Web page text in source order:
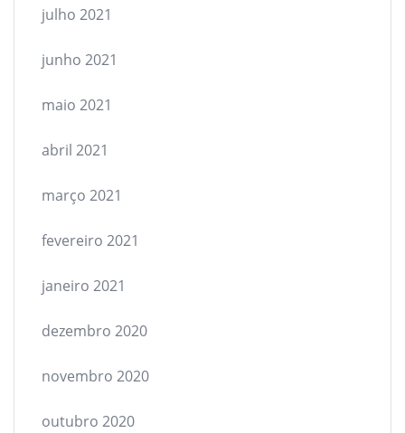
julho 2021
junho 2021
maio 2021
abril 2021
março 2021
fevereiro 2021
janeiro 2021
dezembro 2020
novembro 2020
outubro 2020